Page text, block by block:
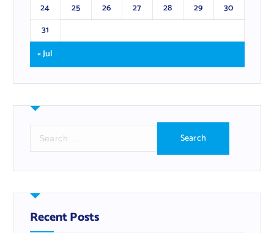
24
25 26 27 28 29
30
31
« Jul
r
h
f
oRecent Posts